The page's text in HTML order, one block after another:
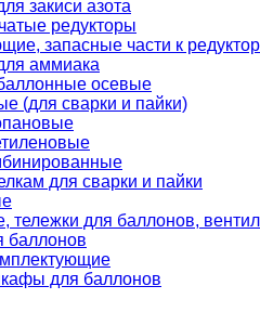
закиси азота
редукторы
запасные части к
аммиака
осевые
(для сварки и пайки)
для сварки и пайки
тележки для баллонов,
баллонов
для баллонов